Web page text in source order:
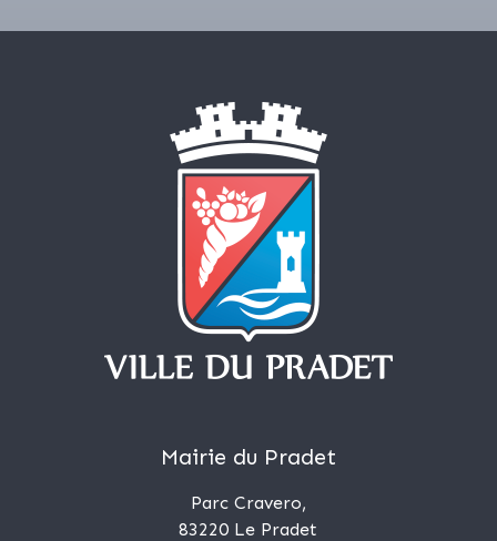
Mairie du Pradet
Parc Cravero,
83220 Le Pradet